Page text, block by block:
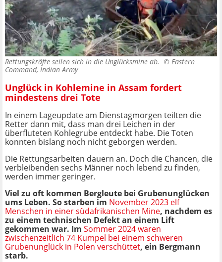
Rettungskräfte seilen sich in die Unglücksmine ab. © Eastern
Command, Indian Army
Unglück in Kohlemine in Assam fordert
mindestens drei Tote
In einem Lageupdate am Dienstagmorgen teilten die
Retter dann mit, dass man drei Leichen in der
überfluteten Kohlegrube entdeckt habe. Die Toten
konnten bislang noch nicht geborgen werden.
Die Rettungsarbeiten dauern an. Doch die Chancen, die
verbleibenden sechs Männer noch lebend zu finden,
werden immer geringer.
Viel zu oft kommen Bergleute bei Grubenunglücken
ums Leben. So starben im November 2023 elf
Menschen in einer südafrikanischen Mine, nachdem es
zu einem technischen Defekt an einem Lift
gekommen war. Im Sommer 2024 waren
zwischenzeitlich 74 Kumpel bei einem schweren
Grubenunglück in Polen verschüttet, ein Bergmann
starb.